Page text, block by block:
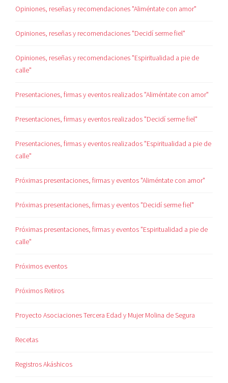
Opiniones, reseñas y recomendaciones "Aliméntate con amor"
Opiniones, reseñas y recomendaciones "Decidí serme fiel"
Opiniones, reseñas y recomendaciones "Espiritualidad a pie de
calle"
Presentaciones, firmas y eventos realizados "Aliméntate con amor"
Presentaciones, firmas y eventos realizados "Decidí serme fiel"
Presentaciones, firmas y eventos realizados "Espiritualidad a pie de
calle"
Próximas presentaciones, firmas y eventos "Aliméntate con amor"
Próximas presentaciones, firmas y eventos "Decidí serme fiel"
Próximas presentaciones, firmas y eventos "Espiritualidad a pie de
calle"
Próximos eventos
Próximos Retiros
Proyecto Asociaciones Tercera Edad y Mujer Molina de Segura
Recetas
Registros Akáshicos